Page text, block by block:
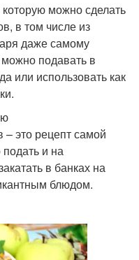
которую можно сделать
в том числе из
даже самому
подавать в
или использовать как
– это рецепт самой
и на
в банках на
блюдом.